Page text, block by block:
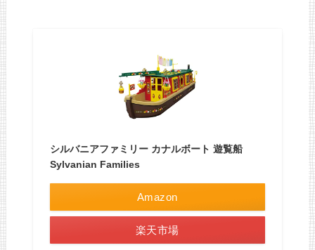
シルバニアファミリー カナルボート 遊覧船
Sylvanian Families
Amazon
楽天市場